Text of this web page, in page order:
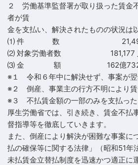
２ 労働基準監督署が取り扱った賃金
者が賃
金を支払い、解決されたものの状況は
⑴ 件 数 21,495 件（
⑵ 対象労働者数 181,177 人
⑶ 金 額 162億732万円
※１ 令和６年中に解決せず、事案が
※２ 倒産、事業主の行方不明により
※３ 不払賃金額の一部のみを支払った
厚生労働省では、引き続き、賃金不払
督指導等を徹底していきます。
また、倒産により解決が困難な事案に
払の確保等に関する法律」（昭和51年
未払賃金立替払制度を迅速かつ適正に